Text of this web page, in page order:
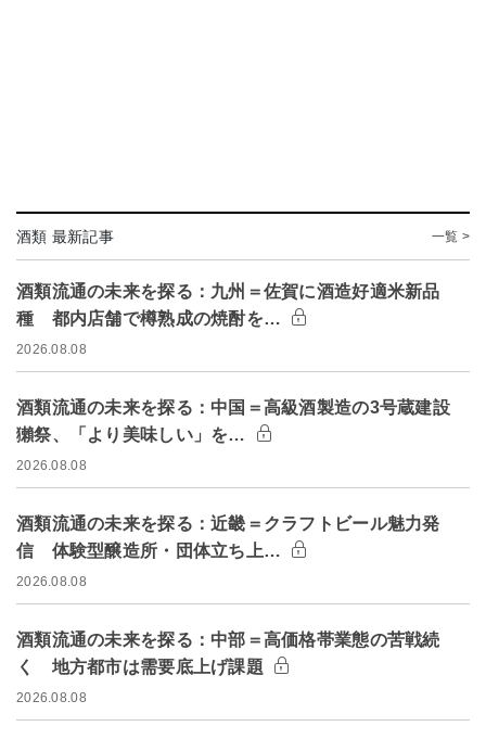
酒類 最新記事 一覧 >
酒類流通の未来を探る：九州＝佐賀に酒造好適米新品
種 都内店舗で樽熟成の焼酎を…
2026.08.08
酒類流通の未来を探る：中国＝高級酒製造の3号蔵建設
獺祭、「より美味しい」を…
2026.08.08
酒類流通の未来を探る：近畿＝クラフトビール魅力発
信 体験型醸造所・団体立ち上…
2026.08.08
酒類流通の未来を探る：中部＝高価格帯業態の苦戦続
く 地方都市は需要底上げ課題
2026.08.08